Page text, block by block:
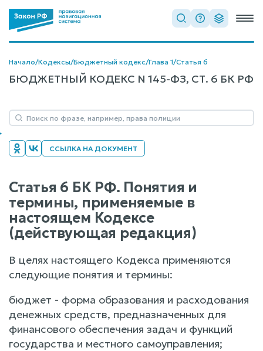
Начало/Кодексы/Бюджетный кодекс/Глава 1/Статья 6
БЮДЖЕТНЫЙ КОДЕКС N 145-ФЗ, СТ. 6 БК РФ
ССЫЛКА НА ДОКУМЕНТ
Статья 6 БК РФ. Понятия и
термины, применяемые в
настоящем Кодексе
(действующая редакция)
В целях настоящего Кодекса применяются
следующие понятия и термины:
бюджет - форма образования и расходования
денежных средств, предназначенных для
финансового обеспечения задач и функций
государства и местного самоуправления;